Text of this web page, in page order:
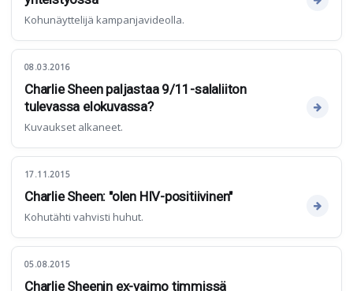
Kohunäyttelijä kampanjavideolla.
08.03.2016
Charlie Sheen paljastaa 9/11-salaliiton
tulevassa elokuvassa?
Kuvaukset alkaneet.
17.11.2015
Charlie Sheen: "olen HIV-positiivinen"
Kohutähti vahvisti huhut.
05.08.2015
Charlie Sheenin ex-vaimo timmissä